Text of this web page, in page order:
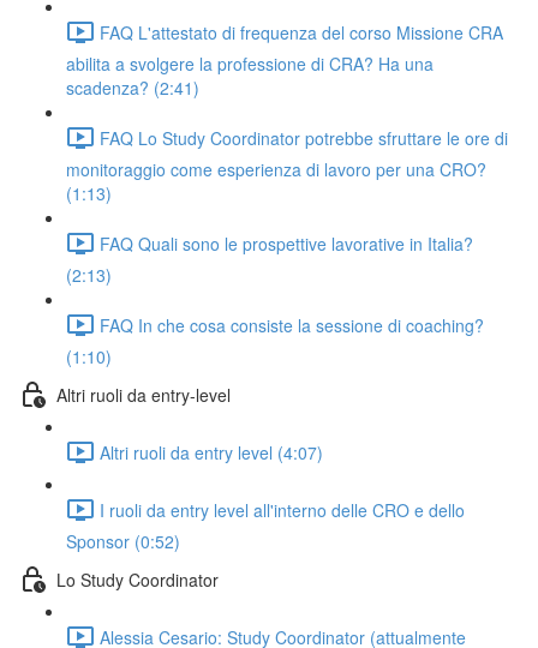
FAQ L'attestato di frequenza del corso Missione CRA
abilita a svolgere la professione di CRA? Ha una
scadenza? (2:41)
FAQ Lo Study Coordinator potrebbe sfruttare le ore di
monitoraggio come esperienza di lavoro per una CRO?
(1:13)
FAQ Quali sono le prospettive lavorative in Italia?
(2:13)
FAQ In che cosa consiste la sessione di coaching?
(1:10)
Altri ruoli da entry-level
Altri ruoli da entry level (4:07)
I ruoli da entry level all'interno delle CRO e dello
Sponsor (0:52)
Lo Study Coordinator
Alessia Cesario: Study Coordinator (attualmente